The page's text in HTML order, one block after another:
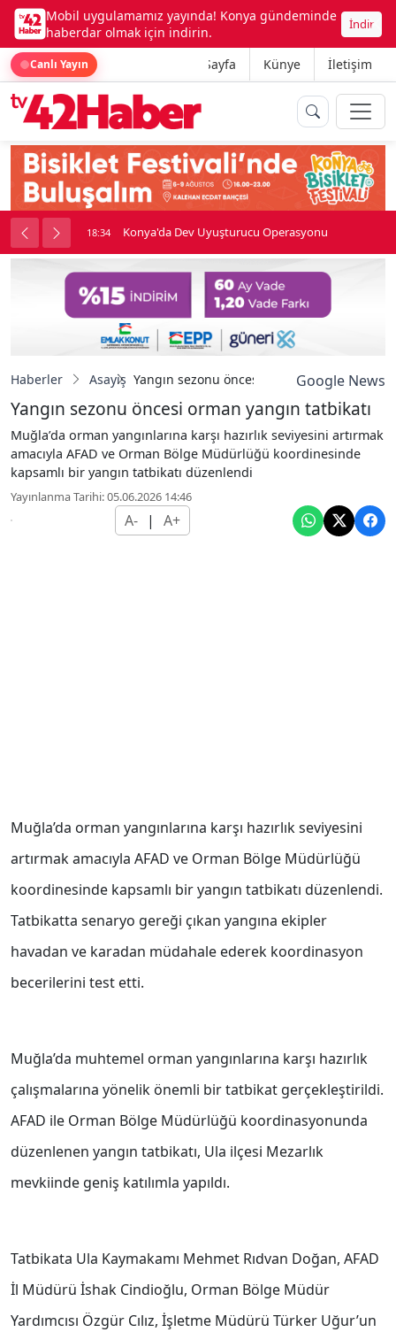
Mobil uygulamamız yayında! Konya gündeminde
haberdar olmak için indirin.
İndir
Canlı Yayın Ana Sayfa Künye İletişim
18:34 Konya'da Dev Uyuşturucu Operasyonu
Haberler Asayiş Yangın sezonu öncesi orman yangın
Google News
Yangın sezonu öncesi orman yangın tatbikatı
Muğla’da orman yangınlarına karşı hazırlık seviyesini artırmak
amacıyla AFAD ve Orman Bölge Müdürlüğü koordinesinde
kapsamlı bir yangın tatbikatı düzenlendi
Yayınlanma Tarihi: 05.06.2026 14:46
A- | A+
Muğla’da orman yangınlarına karşı hazırlık seviyesini
artırmak amacıyla AFAD ve Orman Bölge Müdürlüğü
koordinesinde kapsamlı bir yangın tatbikatı düzenlendi.
Tatbikatta senaryo gereği çıkan yangına ekipler
havadan ve karadan müdahale ederek koordinasyon
becerilerini test etti.
Muğla’da muhtemel orman yangınlarına karşı hazırlık
çalışmalarına yönelik önemli bir tatbikat gerçekleştirildi.
AFAD ile Orman Bölge Müdürlüğü koordinasyonunda
düzenlenen yangın tatbikatı, Ula ilçesi Mezarlık
mevkiinde geniş katılımla yapıldı.
Tatbikata Ula Kaymakamı Mehmet Rıdvan Doğan, AFAD
İl Müdürü İshak Cindioğlu, Orman Bölge Müdür
Yardımcısı Özgür Cılız, İşletme Müdürü Türker Uğur’un